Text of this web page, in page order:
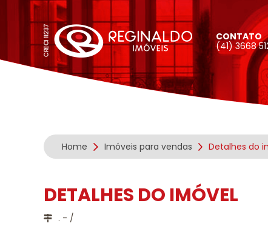
CONTATO
(41) 3668
Home Imóveis para vendas Detalhes do
DETALHES DO IMÓVEL
. - /